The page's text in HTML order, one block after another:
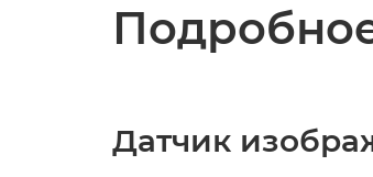
Датчик